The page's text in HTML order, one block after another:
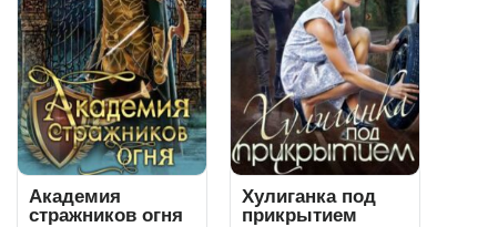
Академия
стражников огня
Хулиганка под
прикрытием